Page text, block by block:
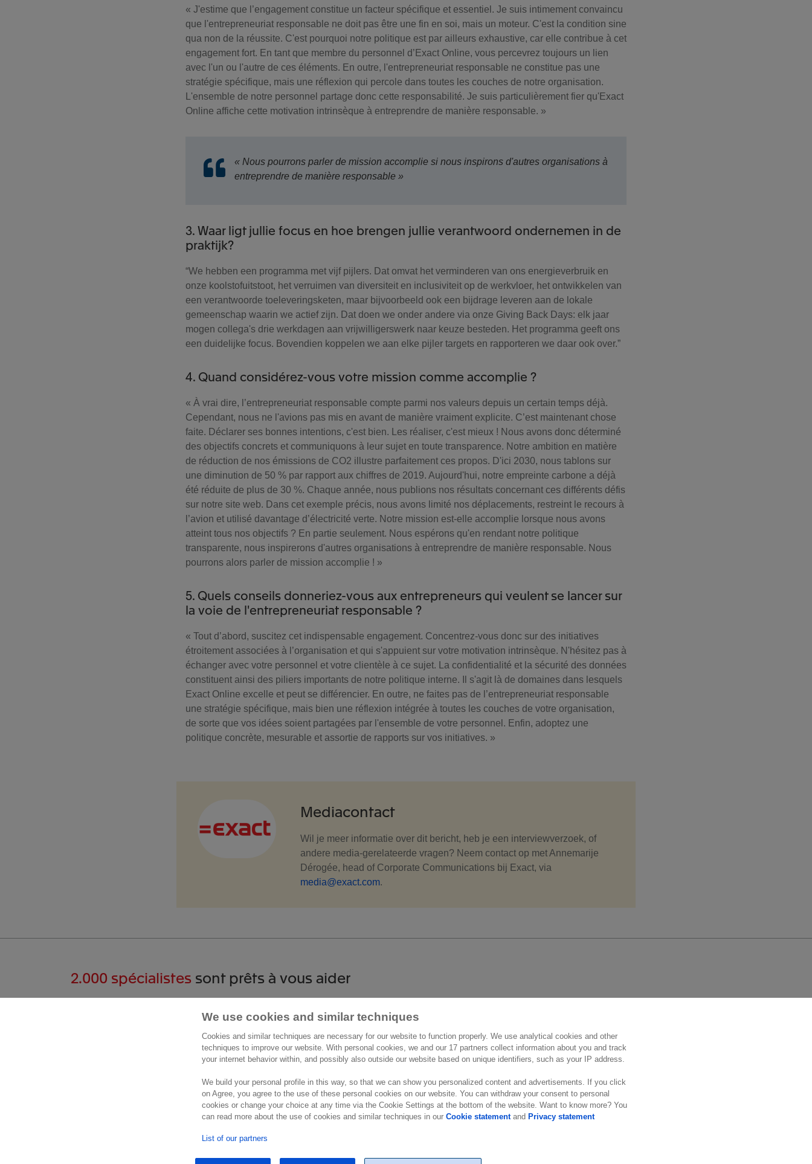
« J'estime que l’engagement constitue un facteur spécifique et essentiel. Je suis intimement convaincu
que l'entrepreneuriat responsable ne doit pas être une fin en soi, mais un moteur. C'est la condition sine
qua non de la réussite. C'est pourquoi notre politique est par ailleurs exhaustive, car elle contribue à cet
engagement fort. En tant que membre du personnel d’Exact Online, vous percevrez toujours un lien
avec l'un ou l'autre de ces éléments. En outre, l'entrepreneuriat responsable ne constitue pas une
stratégie spécifique, mais une réflexion qui percole dans toutes les couches de notre organisation.
L'ensemble de notre personnel partage donc cette responsabilité. Je suis particulièrement fier qu'Exact
Online affiche cette motivation intrinsèque à entreprendre de manière responsable. »
« Nous pourrons parler de mission accomplie si nous inspirons d'autres organisations à
entreprendre de manière responsable »
3. Waar ligt jullie focus en hoe brengen jullie verantwoord ondernemen in de
praktijk?
“We hebben een programma met vijf pijlers. Dat omvat het verminderen van ons energieverbruik en
onze koolstofuitstoot, het verruimen van diversiteit en inclusiviteit op de werkvloer, het ontwikkelen van
een verantwoorde toeleveringsketen, maar bijvoorbeeld ook een bijdrage leveren aan de lokale
gemeenschap waarin we actief zijn. Dat doen we onder andere via onze Giving Back Days: elk jaar
mogen collega's drie werkdagen aan vrijwilligerswerk naar keuze besteden. Het programma geeft ons
een duidelijke focus. Bovendien koppelen we aan elke pijler targets en rapporteren we daar ook over.”
4. Quand considérez-vous votre mission comme accomplie ?
« À vrai dire, l’entrepreneuriat responsable compte parmi nos valeurs depuis un certain temps déjà.
Cependant, nous ne l'avions pas mis en avant de manière vraiment explicite. C’est maintenant chose
faite. Déclarer ses bonnes intentions, c'est bien. Les réaliser, c'est mieux ! Nous avons donc déterminé
des objectifs concrets et communiquons à leur sujet en toute transparence. Notre ambition en matière
de réduction de nos émissions de CO2 illustre parfaitement ces propos. D'ici 2030, nous tablons sur
une diminution de 50 % par rapport aux chiffres de 2019. Aujourd'hui, notre empreinte carbone a déjà
été réduite de plus de 30 %. Chaque année, nous publions nos résultats concernant ces différents défis
sur notre site web. Dans cet exemple précis, nous avons limité nos déplacements, restreint le recours à
l’avion et utilisé davantage d’électricité verte. Notre mission est-elle accomplie lorsque nous avons
atteint tous nos objectifs ? En partie seulement. Nous espérons qu'en rendant notre politique
transparente, nous inspirerons d'autres organisations à entreprendre de manière responsable. Nous
pourrons alors parler de mission accomplie ! »
5. Quels conseils donneriez-vous aux entrepreneurs qui veulent se lancer sur
la voie de l'entrepreneuriat responsable ?
« Tout d’abord, suscitez cet indispensable engagement. Concentrez-vous donc sur des initiatives
étroitement associées à l’organisation et qui s'appuient sur votre motivation intrinsèque. N'hésitez pas à
échanger avec votre personnel et votre clientèle à ce sujet. La confidentialité et la sécurité des données
constituent ainsi des piliers importants de notre politique interne. Il s'agit là de domaines dans lesquels
Exact Online excelle et peut se différencier. En outre, ne faites pas de l’entrepreneuriat responsable
une stratégie spécifique, mais bien une réflexion intégrée à toutes les couches de votre organisation,
de sorte que vos idées soient partagées par l'ensemble de votre personnel. Enfin, adoptez une
politique concrète, mesurable et assortie de rapports sur vos initiatives. »
Mediacontact
Wil je meer informatie over dit bericht, heb je een interviewverzoek, of
andere media-gerelateerde vragen? Neem contact op met Annemarije
Dérogée, head of Corporate Communications bij Exact, via
media@exact.com.
2.000 spécialistes sont prêts à vous aider
Contact
Exact Belgium
Avenue Reine Astrid 166
Belgique
Lieu
Autres informations
Carrières
We use cookies and similar techniques
Cookies and similar techniques are necessary for our website to function properly. We use analytical cookies and other
techniques to improve our website. With personal cookies, we and our 17 partners collect information about you and track
your internet behavior within, and possibly also outside our website based on unique identifiers, such as your IP address.
We build your personal profile in this way, so that we can show you personalized content and advertisements. If you click
on Agree, you agree to the use of these personal cookies on our website. You can withdraw your consent to personal
cookies or change your choice at any time via the Cookie Settings at the bottom of the website. Want to know more? You
can read more about the use of cookies and similar techniques in ourCookie statementand Privacy statement
List of our partners